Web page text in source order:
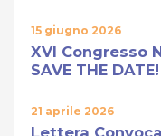
15 giugno 2026
XVI Congresso
SAVE THE DATE!
21 aprile 2026